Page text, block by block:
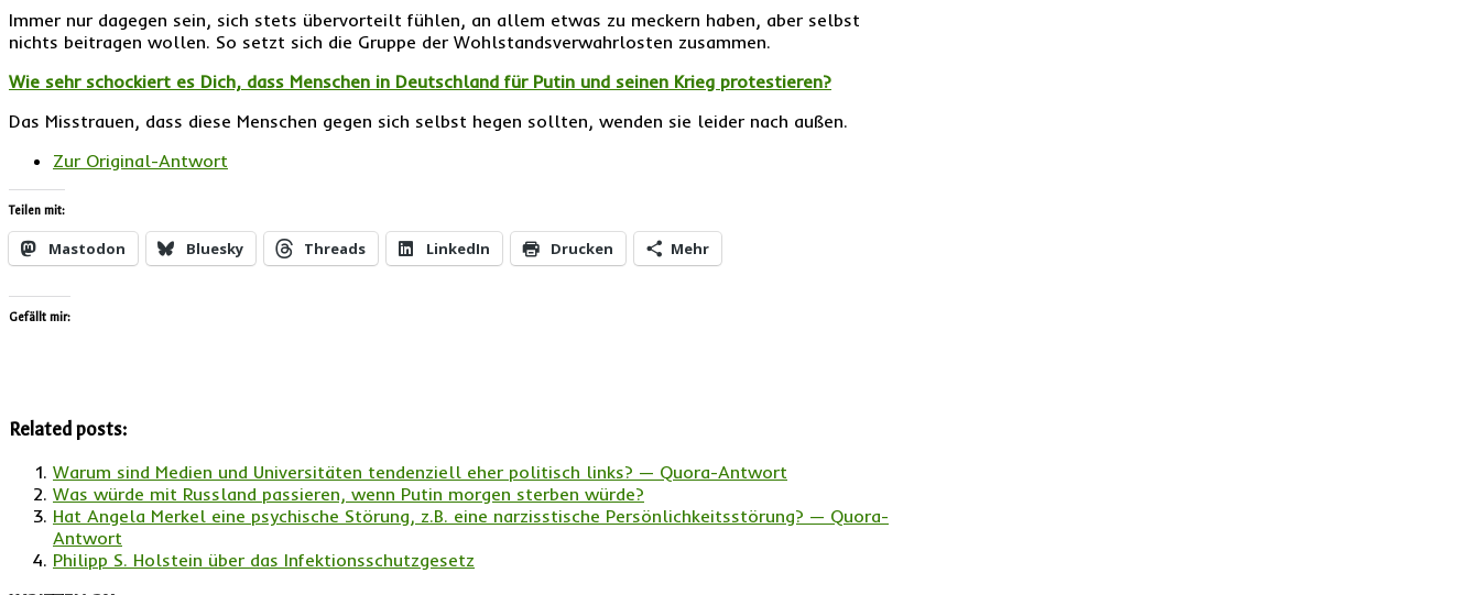
Immer nur dagegen sein, sich stets übervorteilt fühlen, an allem etwas zu meckern haben, aber selbst
nichts beitragen wollen. So setzt sich die Gruppe der Wohlstandsverwahrlosten zusammen.
Wie sehr schockiert es Dich, dass Menschen in Deutschland für Putin und seinen Krieg protestieren?
Das Misstrauen, dass diese Menschen gegen sich selbst hegen sollten, wenden sie leider nach außen.
Zur Original-Antwort
Teilen mit:
Mastodon Bluesky Threads LinkedIn Drucken Mehr
Gefällt mir:
Related posts:
Warum sind Medien und Universitäten tendenziell eher politisch links? — Quora-Antwort
Was würde mit Russland passieren, wenn Putin morgen sterben würde?
Hat Angela Merkel eine psychische Störung, z.B. eine narzisstische Persönlichkeitsstörung? — Quora-
Antwort
Philipp S. Holstein über das Infektionsschutzgesetz